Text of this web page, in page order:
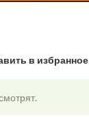
в избранное